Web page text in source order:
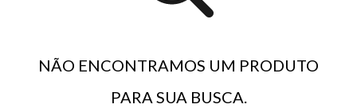
NÃO ENCONTRAMOS UM PRODUTO
PARA SUA BUSCA.